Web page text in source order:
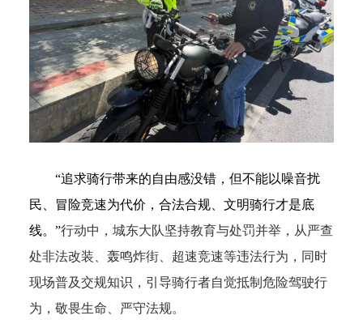
“追求骑行带来的自由感没错，但不能以噪音扰
民、冒险竞速为代价，合法合规、文明骑行才是底
线。”行动中，城东大队坚持教育与处罚并举，从严查
处非法改装、轰鸣炸街、超速竞速等违法行为，同时
现场普及交规知识，引导骑行者自觉抵制危险驾驶行
为，敬畏生命、严守法规。